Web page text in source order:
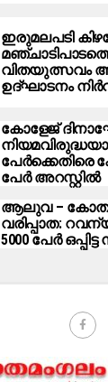
ഇരുമലപടി
വിതയുത്സവം
ഉദ്ഘാടനം
കോളേജ്
പേർ അറസ്റ്റിൽ
ആലുവ –
വരിപ്പാത:
5000 പേർ